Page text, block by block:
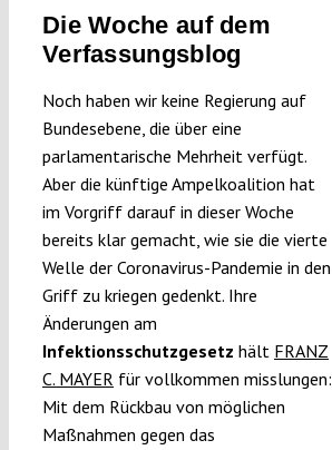
Die Woche auf dem
Verfassungsblog
Noch haben wir keine Regierung auf
Bundesebene, die über eine
parlamentarische Mehrheit verfügt.
Aber die künftige Ampelkoalition hat
im Vorgriff darauf in dieser Woche
bereits klar gemacht, wie sie die vierte
Welle der Coronavirus-Pandemie in den
Griff zu kriegen gedenkt. Ihre
Änderungen am
Infektionsschutzgesetz hält FRANZ
C. MAYER für vollkommen misslungen:
Mit dem Rückbau von möglichen
Maßnahmen gegen das